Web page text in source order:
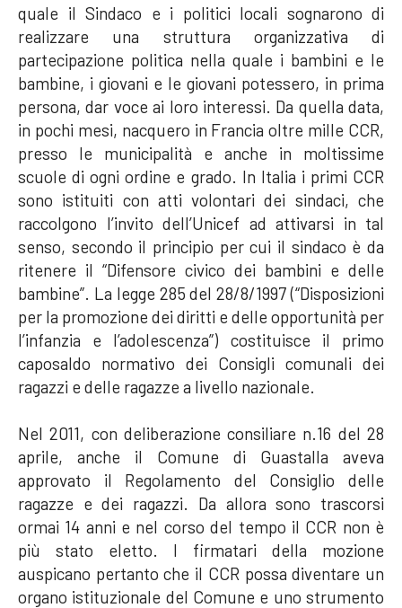
quale il Sindaco e i politici locali sognarono di
realizzare una struttura organizzativa di
partecipazione politica nella quale i bambini e le
bambine, i giovani e le giovani potessero, in prima
persona, dar voce ai loro interessi. Da quella data,
in pochi mesi, nacquero in Francia oltre mille CCR,
presso le municipalità e anche in moltissime
scuole di ogni ordine e grado. In Italia i primi CCR
sono istituiti con atti volontari dei sindaci, che
raccolgono l’invito dell’Unicef ad attivarsi in tal
senso, secondo il principio per cui il sindaco è da
ritenere il “Difensore civico dei bambini e delle
bambine”. La legge 285 del 28/8/1997 (“Disposizioni
per la promozione dei diritti e delle opportunità per
l’infanzia e l’adolescenza”) costituisce il primo
caposaldo normativo dei Consigli comunali dei
ragazzi e delle ragazze a livello nazionale.
Nel 2011, con deliberazione consiliare n.16 del 28
aprile, anche il Comune di Guastalla aveva
approvato il Regolamento del Consiglio delle
ragazze e dei ragazzi. Da allora sono trascorsi
ormai 14 anni e nel corso del tempo il CCR non è
più stato eletto. I firmatari della mozione
auspicano pertanto che il CCR possa diventare un
organo istituzionale del Comune e uno strumento